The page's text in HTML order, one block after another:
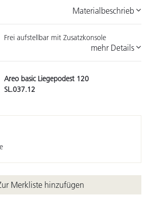
Materialbeschrieb
Frei aufstellbar mit Zusatzkonsole
mehr Details
Areo basic Liegepodest 120
SL.037.12
Merkliste hinzufügen